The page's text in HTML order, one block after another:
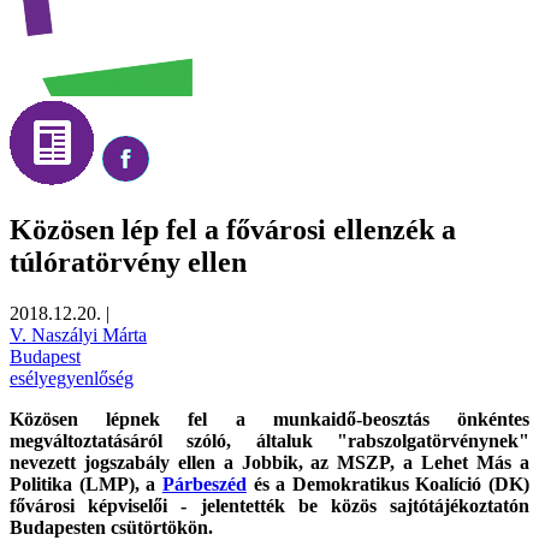
Közösen lép fel a fővárosi ellenzék a
túlóratörvény ellen
2018.12.20. |
V. Naszályi Márta
Budapest
esélyegyenlőség
Közösen lépnek fel a munkaidő-beosztás önkéntes
megváltoztatásáról szóló, általuk "rabszolgatörvénynek"
nevezett jogszabály ellen a Jobbik, az MSZP, a Lehet Más a
Politika (LMP), a Párbeszéd és a Demokratikus Koalíció (DK)
fővárosi képviselői - jelentették be közös sajtótájékoztatón
Budapesten csütörtökön.